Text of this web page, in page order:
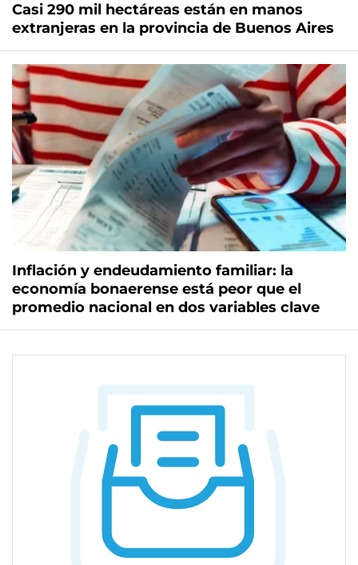
Casi 290 mil hectáreas están en manos
extranjeras en la provincia de Buenos Aires
Inflación y endeudamiento familiar: la
economía bonaerense está peor que el
promedio nacional en dos variables clave